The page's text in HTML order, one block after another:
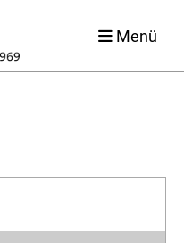
Menü